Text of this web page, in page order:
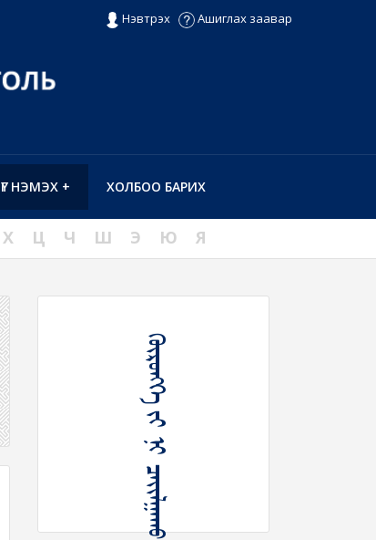
Нэвтрэх Ашиглах заавар
ХОЛБОО БАРИХ
ҮГ НЭМЭХ +
Х Ц Ч Ш Э Ю Я
ᠬᠥᠷᠦᠩᠭᠡ ᠶᠢ ᠨᠢ ᠴᠠᠶᠢᠯᠭᠠᠬᠤ